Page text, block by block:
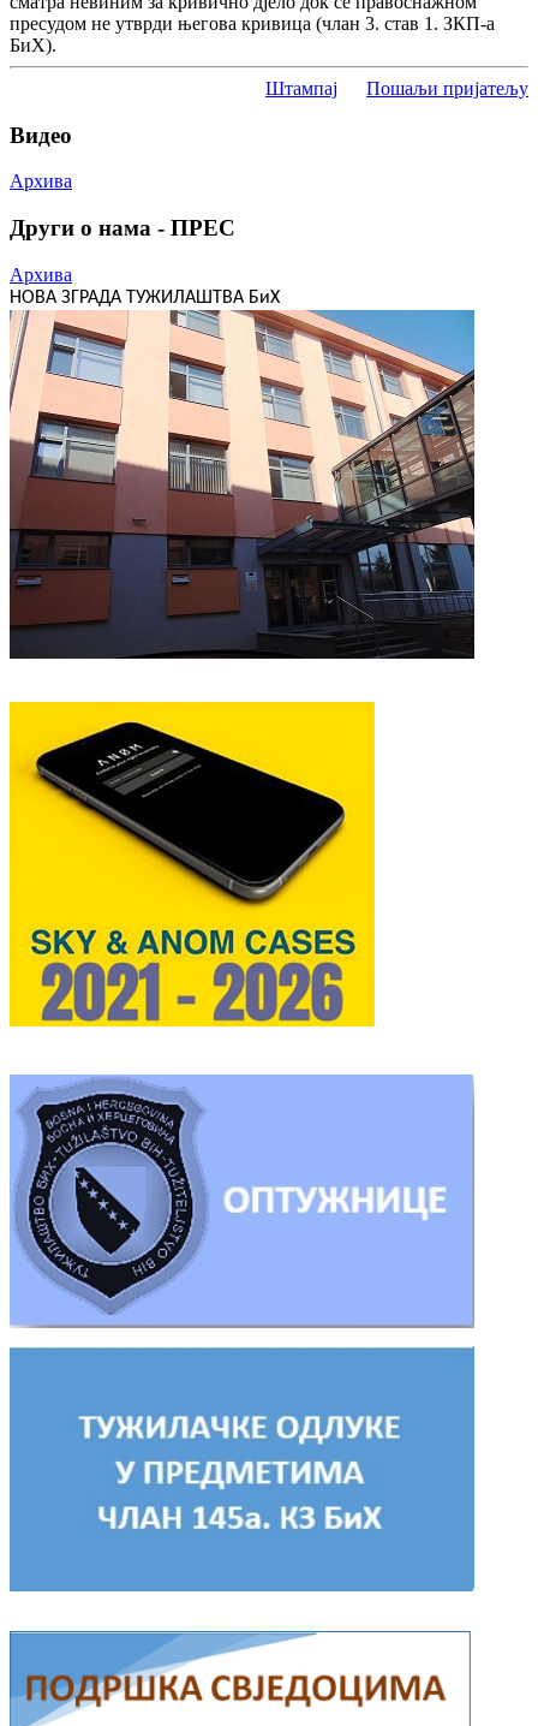
пресудом не утврди његова кривица (члан 3. став 1. ЗКП-а
БиХ).
Штампај Пошаљи пријатељу
Видео
Архива
Други о нама - ПРЕС
Архива
НОВА ЗГРАДА ТУЖИЛАШТВА БиХ